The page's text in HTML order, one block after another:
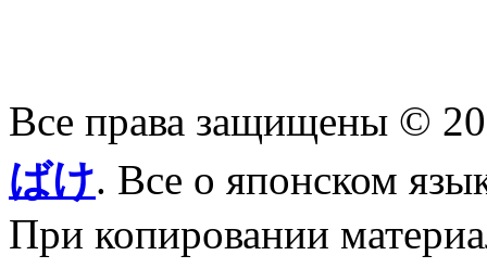
Все права защищены ©
ばけ. Все о японском
При копировании